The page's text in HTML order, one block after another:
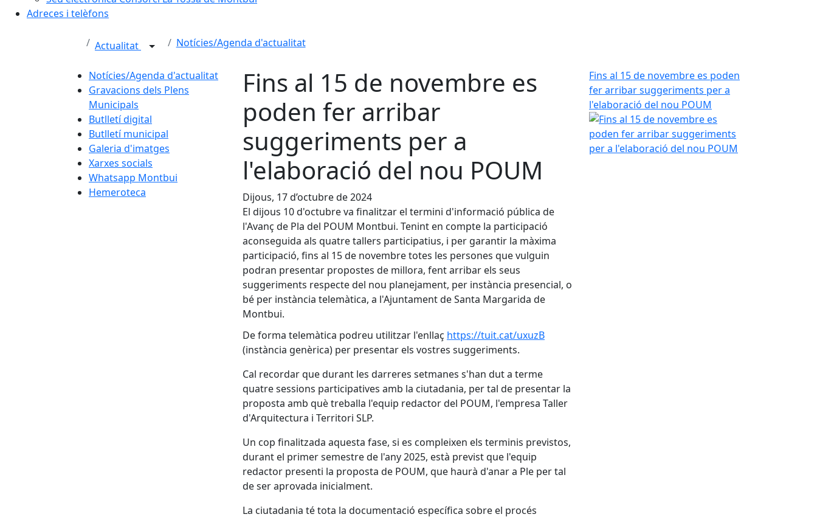
Adreces i telèfons
Actualitat Notícies/Agenda d'actualitat
Notícies/Agenda d'actualitat
Gravacions dels Plens
Municipals
Butlletí digital
Butlletí municipal
Galeria d'imatges
Xarxes socials
Whatsapp Montbui
Hemeroteca
Fins al 15 de novembre es
poden fer arribar
suggeriments per a
l'elaboració del nou POUM
Dijous, 17 d’octubre de 2024
El dijous 10 d'octubre va finalitzar el termini d'informació pública de
l'Avanç de Pla del POUM Montbui. Tenint en compte la participació
aconseguida als quatre tallers participatius, i per garantir la màxima
participació, fins al 15 de novembre totes les persones que vulguin
podran presentar propostes de millora, fent arribar els seus
suggeriments respecte del nou planejament, per instància presencial, o
bé per instància telemàtica, a l'Ajuntament de Santa Margarida de
Montbui.
De forma telemàtica podreu utilitzar l'enllaç https://tuit.cat/uxuzB
(instància genèrica) per presentar els vostres suggeriments.
Cal recordar que durant les darreres setmanes s'han dut a terme
quatre sessions participatives amb la ciutadania, per tal de presentar la
proposta amb què treballa l'equip redactor del POUM, l'empresa Taller
d'Arquitectura i Territori SLP.
Un cop finalitzada aquesta fase, si es compleixen els terminis previstos,
durant el primer semestre de l'any 2025, està previst que l'equip
redactor presenti la proposta de POUM, que haurà d'anar a Ple per tal
de ser aprovada inicialment.
La ciutadania té tota la documentació específica sobre el procés
Fins al 15 de novembre es poden
fer arribar suggeriments per a
l'elaboració del nou POUM